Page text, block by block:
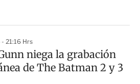
21:16 Hrs
niega la grabación
de The Batman 2 y 3